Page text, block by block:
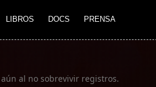
LIBROS DOCS PRENSA
al no sobrevivir registros.